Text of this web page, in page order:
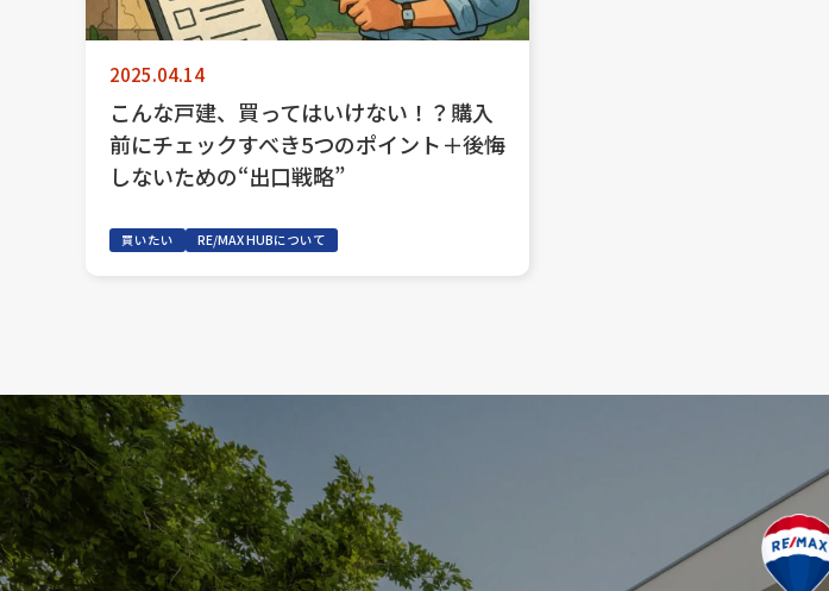
2025.04.14
こんな戸建、買ってはいけない！？購入
前にチェックすべき5つのポイント＋後悔
しないための“出口戦略”
買いたい RE/MAX HUBについて